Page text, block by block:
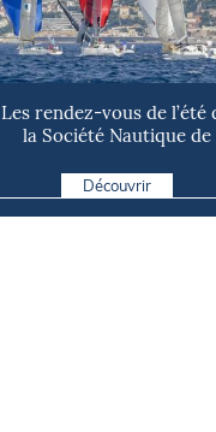
Les rendez-vous de l’été
la Société Nautique de
Découvrir